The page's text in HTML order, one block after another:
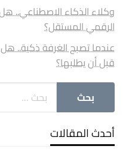
وكلاء الذكاء الاصطناعي..
الرقمي المستقل؟
عندما تصبح الغرفة ذكية.. هل
قبل أن يطلبها؟
أحدث المقالات